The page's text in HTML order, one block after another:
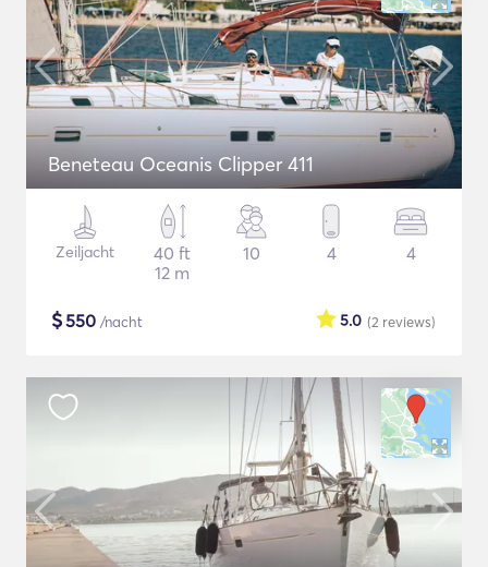
Beneteau Oceanis Clipper 411
Zeiljacht
40 ft
12 m
10 4 4
$550 /nacht (2 reviews)
5.0